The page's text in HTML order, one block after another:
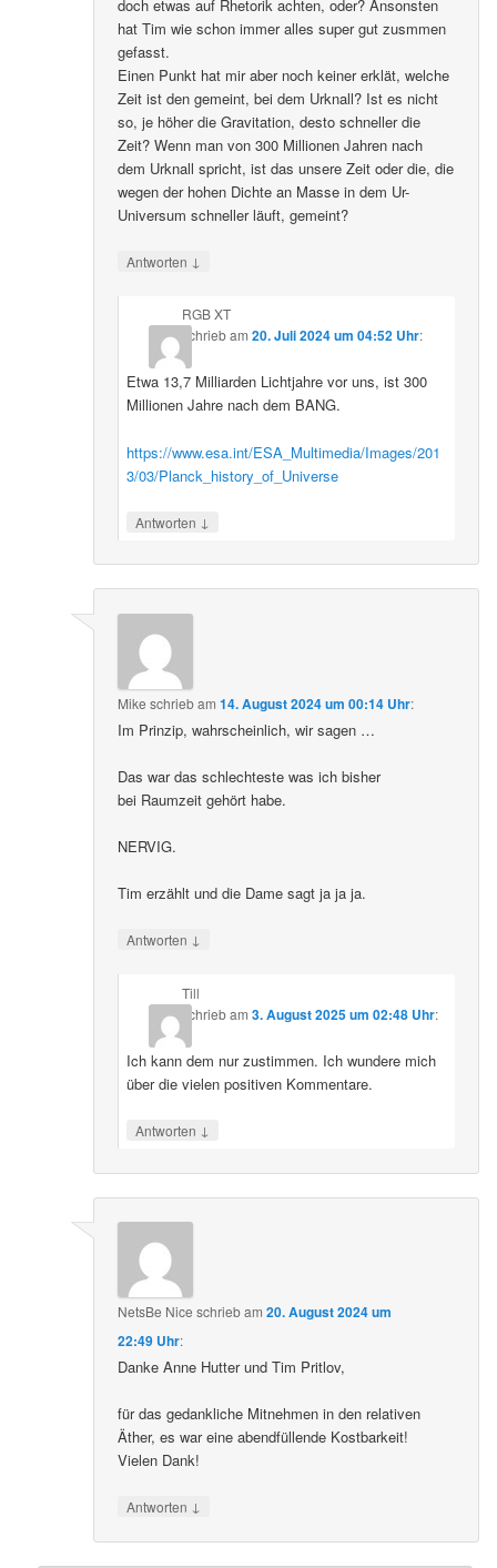
doch etwas auf Rhetorik achten, oder? Ansonsten
hat Tim wie schon immer alles super gut zusmmen
gefasst.
Einen Punkt hat mir aber noch keiner erklät, welche
Zeit ist den gemeint, bei dem Urknall? Ist es nicht
so, je höher die Gravitation, desto schneller die
Zeit? Wenn man von 300 Millionen Jahren nach
dem Urknall spricht, ist das unsere Zeit oder die, die
wegen der hohen Dichte an Masse in dem Ur-
Universum schneller läuft, gemeint?
Antworten ↓
RGB XT
schriebam 20. Juli 2024 um 04:52 Uhr:
Etwa 13,7 Milliarden Lichtjahre vor uns, ist 300
Millionen Jahre nach dem BANG.
https://www.esa.int/ESA_Multimedia/Images/201
3/03/Planck_history_of_Universe
Antworten ↓
Mike schriebam14. August 2024 um 00:14 Uhr:
Im Prinzip, wahrscheinlich, wir sagen …
Das war das schlechteste was ich bisher
bei Raumzeit gehört habe.
NERVIG.
Tim erzählt und die Dame sagt ja ja ja.
Antworten ↓
Till
schriebam 3. August 2025 um 02:48 Uhr:
Ich kann dem nur zustimmen. Ich wundere mich
über die vielen positiven Kommentare.
Antworten ↓
NetsBe Nice schriebam20. August 2024 um
22:49 Uhr:
Danke Anne Hutter und Tim Pritlov,
für das gedankliche Mitnehmen in den relativen
Äther, es war eine abendfüllende Kostbarkeit!
Vielen Dank!
Antworten ↓